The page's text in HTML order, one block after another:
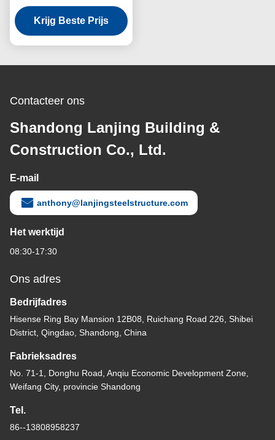
Corrosiebestendige staal
Winddicht
Krijg Beste Prijs
Contacteer ons
Shandong Lanjing Building &
Construction Co., Ltd.
E-mail
anthony@lanjingsteelstructure.com
Het werktijd
08:30-17:30
Ons adres
Bedrijfadres
Hisense Ring Bay Mansion 12B08, Ruichang Road 226, Shibei
District, Qingdao, Shandong, China
Fabrieksadres
No. 71-1, Donghu Road, Anqiu Economic Development Zone,
Weifang City, provincie Shandong
Tel.
86--13808958237